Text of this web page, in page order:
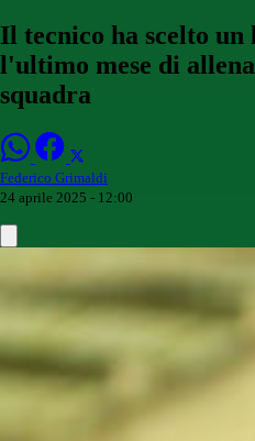
Il tecnico ha scelto un
l'ultimo mese di
squadra
Federico Grimaldi
24 aprile 2025 - 12:00